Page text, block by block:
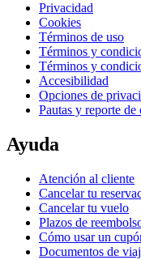
Privacidad
Cookies
Términos de uso
Términos y
Términos y
Accesibilidad
Opciones de
Pautas y reporte de
Ayuda
Atención al cliente
Cancelar tu
Cancelar tu vuelo
Plazos de
Cómo usar un
Documentos de